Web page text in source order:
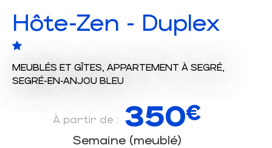
Hôte-Zen - Duplex
MEUBLÉS ET GÎTES, APPARTEMENT À SEGRÉ,
SEGRÉ-EN-ANJOU BLEU
À partir de : 350€
Semaine (meublé)